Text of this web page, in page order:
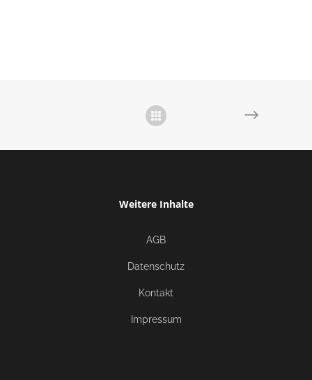
Weitere Inhalte
AGB
Datenschutz
Kontakt
Impressum